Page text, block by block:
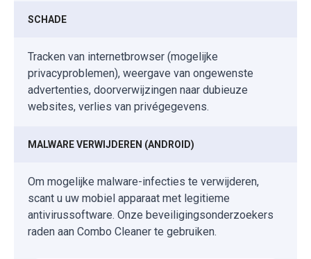
SCHADE
Tracken van internetbrowser (mogelijke
privacyproblemen), weergave van ongewenste
advertenties, doorverwijzingen naar dubieuze
websites, verlies van privégegevens.
MALWARE VERWIJDEREN (ANDROID)
Om mogelijke malware-infecties te verwijderen,
scant u uw mobiel apparaat met legitieme
antivirussoftware. Onze beveiligingsonderzoekers
raden aan Combo Cleaner te gebruiken.